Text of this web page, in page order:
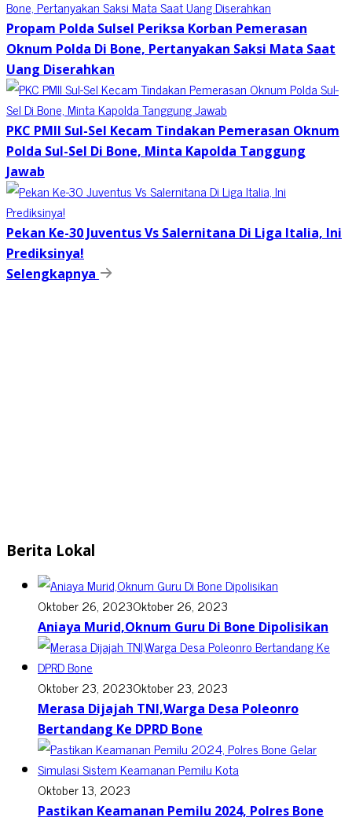
Propam Polda Sulsel Periksa Korban Pemerasan
Oknum Polda Di Bone, Pertanyakan Saksi Mata Saat
Uang Diserahkan
PKC PMII Sul-Sel Kecam Tindakan Pemerasan Oknum
Polda Sul-Sel Di Bone, Minta Kapolda Tanggung
Jawab
Pekan Ke-30 Juventus Vs Salernitana Di Liga Italia, Ini
Prediksinya!
Selengkapnya
Berita Lokal
Oktober 26, 2023Oktober 26, 2023
Aniaya Murid,Oknum Guru Di Bone Dipolisikan
Oktober 23, 2023Oktober 23, 2023
Merasa Dijajah TNI,Warga Desa Poleonro
Bertandang Ke DPRD Bone
Oktober 13, 2023
Pastikan Keamanan Pemilu 2024, Polres Bone